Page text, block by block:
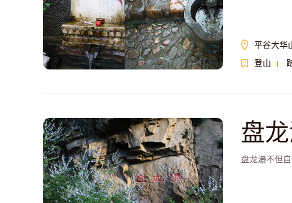
平谷大华
登山
盘
盘龙瀑不但